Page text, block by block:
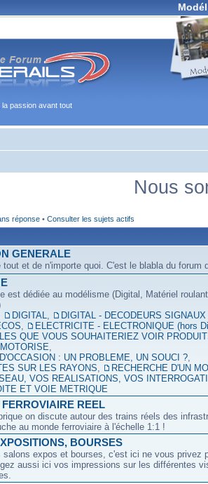
passion avant tout
Nous
réponse • Consulter les sujets actifs
GENERALE
tout et de n'importe quoi. C'est le blabla du forum
est dédiée au modélisme (Digital, Matériel
DIGITAL,
DIGITAL - DECODEURS
,
ELECTRICITE - ELECTRONIQUE (hors
QUE VOUS SOUHAITERIEZ VOIR
,
: UN PROBLEME, UN SOUCI ?,
SUR LES RAYONS,
RECHERCHE D'UN
VOS REALISATIONS, VOS
ET VOIE METRIQUE
REEL
on discute autour des trains réels des
au monde ferroviaire à l'échelle 1:1 !
BOURSES
salons expos et bourses, c'est ici ne vous privez
aussi ici vos impressions sur les différentes